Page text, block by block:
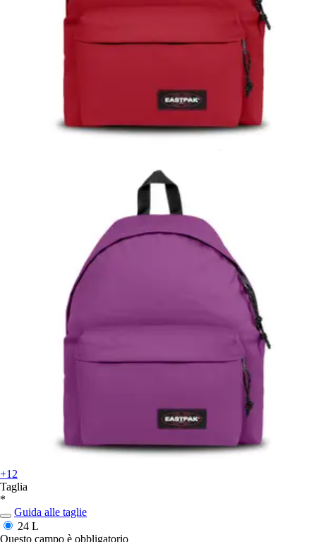
+12
Taglia
*
Guida alle taglie
24 L
Questo campo è obbligatorio